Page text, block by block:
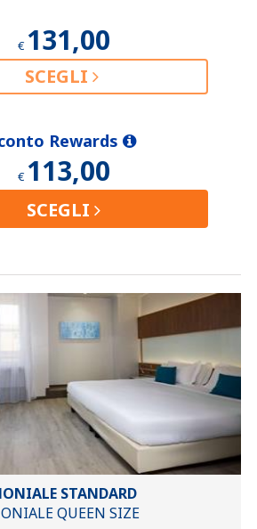
€ 131,00
SCEGLI
Rewards
€ 113,00
SCEGLI
STANDARD
QUEEN SIZE